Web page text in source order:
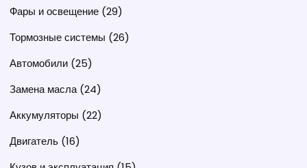
Фары и освещение (29)
Тормозные системы (26)
Автомобили (25)
Замена масла(24)
Аккумуляторы (22)
Двигатель (16)